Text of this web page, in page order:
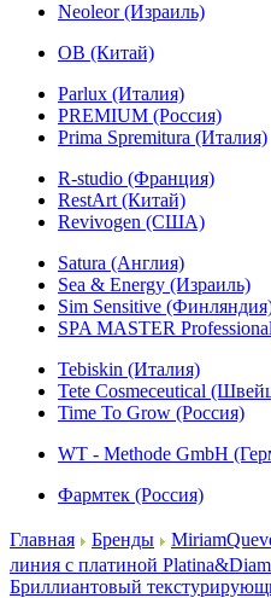
Neoleor (Израиль)
OB (Китай)
Parlux (Италия)
PREMIUM (Россия)
Prima Spremitura (Италия)
R-studio (Франция)
RestArt (Китай)
Revivogen (США)
Satura (Англия)
Sea & Energy (Израиль)
Sim Sensitive
SPA MASTER
Tebiskin (Италия)
Tete Cosmeceutical
Time To Grow (Россия)
WT - Methode GmbH
Фармтек (Россия)
Главная Бренды
линия с платиной
Бриллиантовый